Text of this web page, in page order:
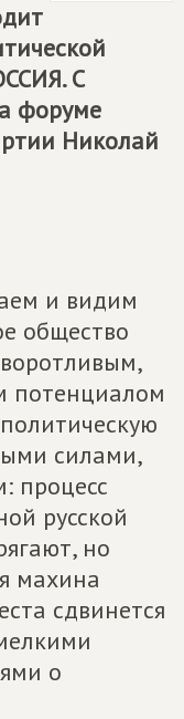
. С
форуме
Николай
и видим
общество
потенциалом
силами,
процесс
русской
но
махина
сдвинется
о